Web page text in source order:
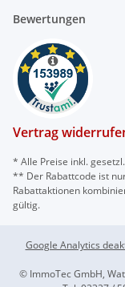
Bewertungen
Vertrag
* Alle Preise inkl.
** Der Rabattcode ist
Rabattaktionen
gültig.
Google Analytics
© ImmoTec GmbH,